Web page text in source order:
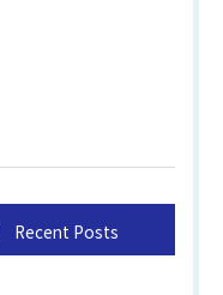
Recent Posts